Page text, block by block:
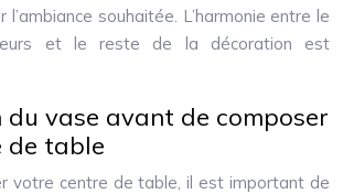
l’ambiance souhaitée. L’harmonie entre le
et le reste de la décoration est
vase avant de composer
de table
votre centre de table, il est important de